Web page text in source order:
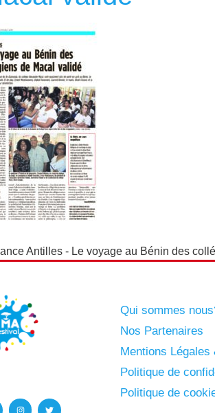
Antilles - Le voyage au Bénin des
Qui sommes
Nos Partenaires
Mentions Légales
Politique de
Politique de